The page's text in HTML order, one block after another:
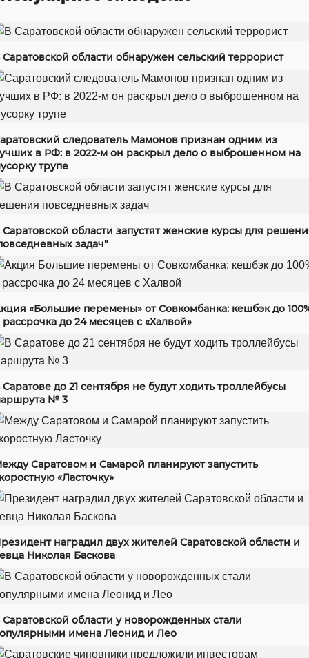
Саратовской области обнаружен сельский террорист
следователь Мамонов признан одним из
в РФ: в 2022-м он раскрыл дело о выброшенном на
трупе
Саратовской области запустят женские курсы для
задач"
«Большие перемены» от Совкомбанка: кешбэк до
рассрочка до 24 месяцев с «Халвой»
Саратове до 21 сентября не будут ходить троллейбусы
№ 3
Саратовом и Самарой планируют запустить
«Ласточку»
наградил двух жителей Саратовской области и
Николая Баскова
Саратовской области у новорожденных стали
имена Леонид и Лео